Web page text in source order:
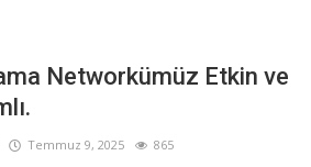
Networkümüz Etkin ve
Temmuz 9, 2025 865